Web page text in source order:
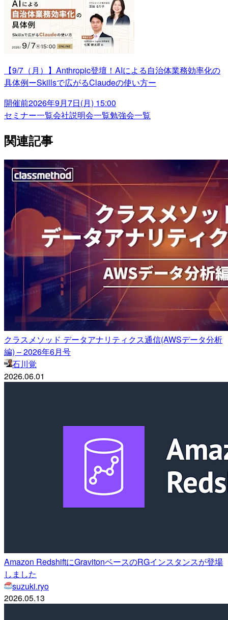
【9/7（月）】Anthropic登壇！AIによる自治体業務効率化の
具体例ーSkillsで広がるClaudeの使い方ー
開催前2026年9月7日(月) 15:00
セミナー一覧会社説明会一覧勉強会一覧
関連記事
クラスメソッド データアナリティクス通信(AWSデータ分析
編) – 2026年6月号
石川覚
2026.06.01
Amazon RedshiftにGravitonベースのRGインスタンスが登場
しました
suzuki.ryo
2026.05.13